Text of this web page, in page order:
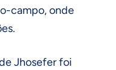
campo, onde
Jhosefer foi